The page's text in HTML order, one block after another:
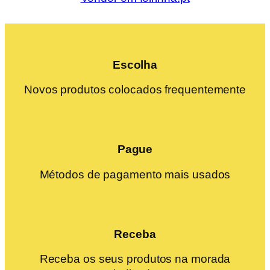
Escolha
Novos produtos colocados frequentemente
Pague
Métodos de pagamento mais usados
Receba
Receba os seus produtos na morada